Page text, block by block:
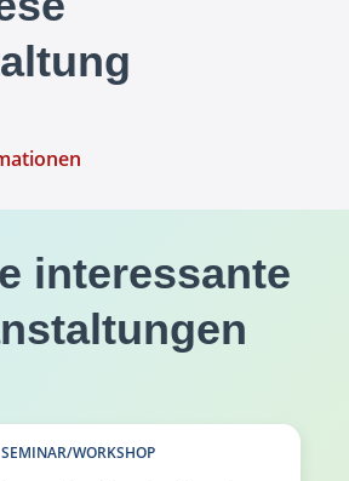
interessante
SEMINAR/WORKSHOP